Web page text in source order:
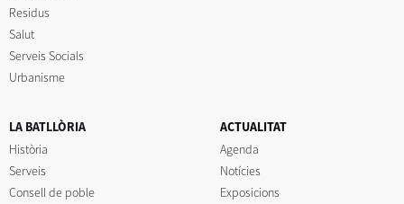
Residus
Salut
Serveis Socials
Urbanisme
LA BATLLÒRIA
Història
Serveis
Consell de poble
ACTUALITAT
Agenda
Notícies
Exposicions